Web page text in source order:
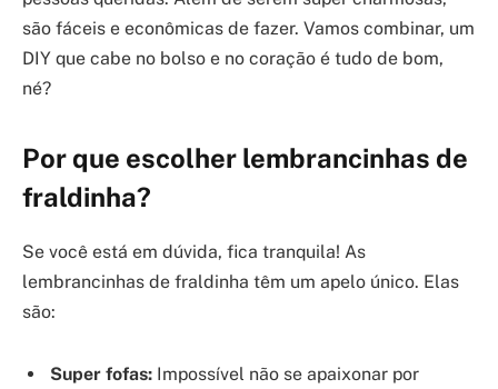
são fáceis e econômicas de fazer. Vamos combinar, um
DIY que cabe no bolso e no coração é tudo de bom,
né?
Por que escolher lembrancinhas de
fraldinha?
Se você está em dúvida, fica tranquila! As
lembrancinhas de fraldinha têm um apelo único. Elas
são:
Super fofas: Impossível não se apaixonar por